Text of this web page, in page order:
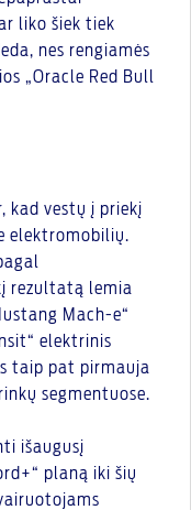
liko šiek tiek
nes rengiamės
„Oracle Red Bull
kad vestų į priekį
elektromobilių.
rezultatą lemia
Mach-e“
elektrinis
taip pat pirmauja
segmentuose.
išaugusį
planą iki šių